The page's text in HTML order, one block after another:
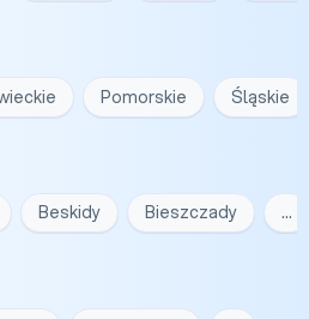
Pomorskie Śląskie
Beskidy Bieszczady …